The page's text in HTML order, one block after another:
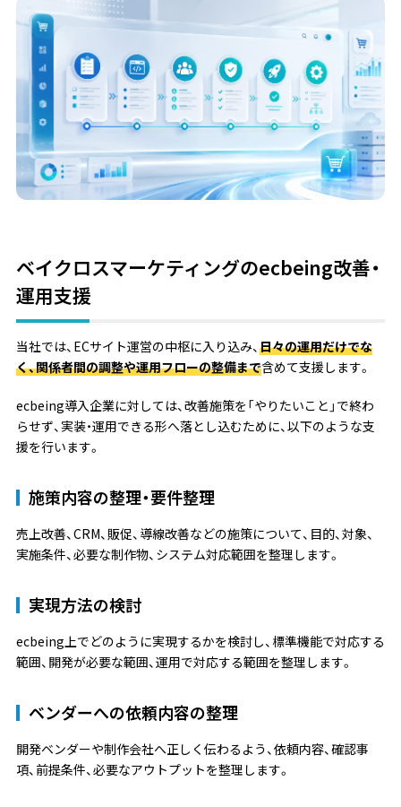
ベイクロスマーケティングのecbeing改善・
運用支援
当社では、ECサイト運営の中枢に入り込み、日々の運用だけでな
く、関係者間の調整や運用フローの整備まで含めて支援します。
ecbeing導入企業に対しては、改善施策を「やりたいこと」で終わ
らせず、実装・運用できる形へ落とし込むために、以下のような支
援を行います。
施策内容の整理・要件整理
売上改善、CRM、販促、導線改善などの施策について、目的、対象、
実施条件、必要な制作物、システム対応範囲を整理します。
実現方法の検討
ecbeing上でどのように実現するかを検討し、標準機能で対応する
範囲、開発が必要な範囲、運用で対応する範囲を整理します。
ベンダーへの依頼内容の整理
開発ベンダーや制作会社へ正しく伝わるよう、依頼内容、確認事
項、前提条件、必要なアウトプットを整理します。